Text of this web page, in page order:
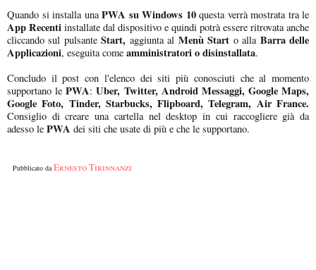
Quando si installa unaPWA su Windows 10questa verrà mostrata tra le
App Recenti installate dal dispositivo e quindi potrà essere ritrovata anche
cliccando sul pulsanteStart, aggiunta al Menù Start o allaBarra delle
Applicazioni, eseguita come amministratori o disinstallata.
Concludo il post con l'elenco dei siti più conosciuti che al momento
supportano le PWA:Uber, Twitter, Android Messaggi, Google Maps,
Google Foto, Tinder, Starbucks, Flipboard, Telegram, Air France.
Consiglio di creare una cartella nel desktop in cui raccogliere già da
adesso le PWA dei siti che usate di più e che le supportano.
Pubblicato daErnesto Tirinnanzi